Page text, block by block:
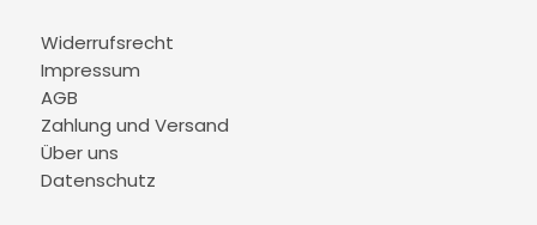
Widerrufsrecht
Impressum
AGB
Zahlung und Versand
Über uns
Datenschutz